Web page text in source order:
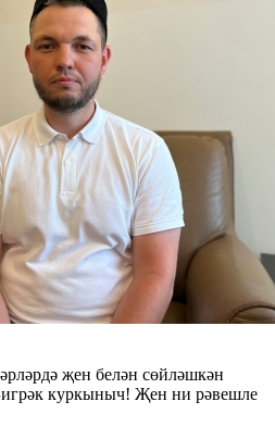
җен белән сөйләшкән
куркыныч! Җен ни рәвешле